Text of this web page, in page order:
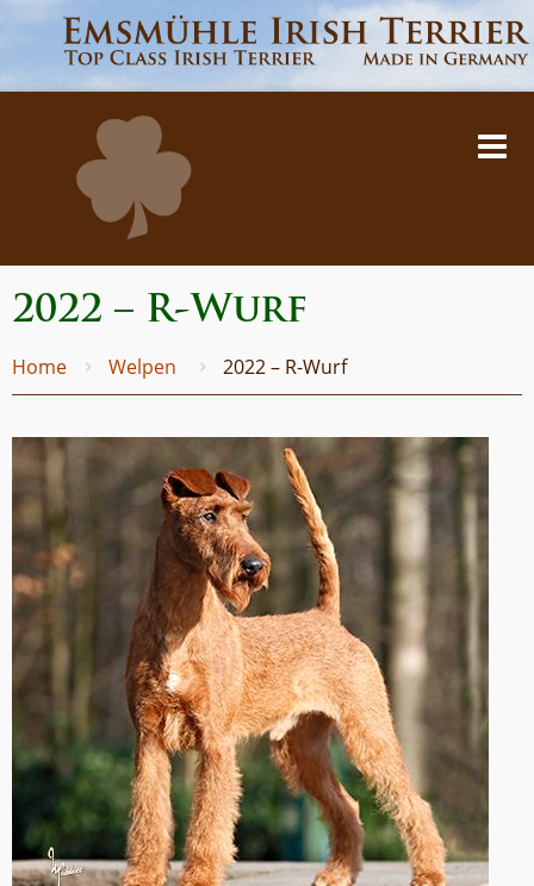
2022 – R-Wurf
Home Welpen 2022 – R-Wurf